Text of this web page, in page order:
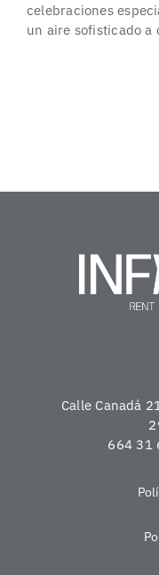
celebraciones
un aire sofisticado a
Calle Canadá
664 31